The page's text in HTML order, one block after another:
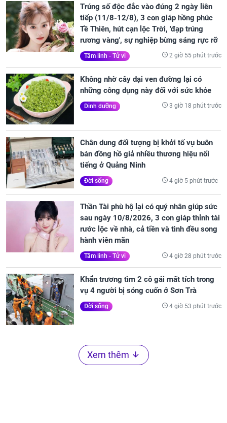
Trúng số độc đắc vào đúng 2 ngày liên
tiếp (11/8-12/8), 3 con giáp hồng phúc
Tề Thiên, hút cạn lộc Trời, 'đạp trúng
rương vàng', sự nghiệp bừng sáng rực rỡ
Tâm linh - Tử vi 2 giờ 55 phút trước
Không nhờ cây dại ven đường lại có
những công dụng này đối với sức khỏe
Dinh dưỡng 3 giờ 18 phút trước
Chân dung đối tượng bị khởi tố vụ buôn
bán đồng hồ giả nhiều thương hiệu nổi
tiếng ở Quảng Ninh
Đời sống 4 giờ 5 phút trước
Thần Tài phù hộ lại có quý nhân giúp sức
sau ngày 10/8/2026, 3 con giáp thỉnh tài
rước lộc về nhà, cả tiền và tình đều song
hành viên mãn
Tâm linh - Tử vi 4 giờ 28 phút trước
Khẩn trương tìm 2 cô gái mất tích trong
vụ 4 người bị sóng cuốn ở Sơn Trà
Đời sống 4 giờ 53 phút trước
Xem thêm